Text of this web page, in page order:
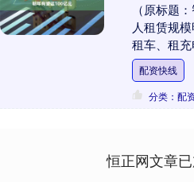
（原标题
人租赁规
租车、租
日，全国机
台发....
配资快线
分类：配
恒正网文章